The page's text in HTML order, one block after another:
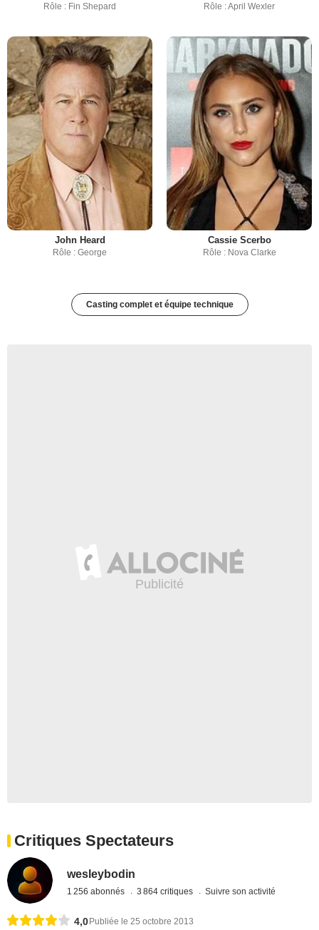
Rôle : Fin Shepard Rôle : April Wexler
John Heard
Rôle : George
Cassie Scerbo
Rôle : Nova Clarke
Casting complet et équipe technique
Critiques Spectateurs
wesleybodin
1 256 abonnés 3 864 critiques Suivre son activité
4,0Publiée le 25 octobre 2013